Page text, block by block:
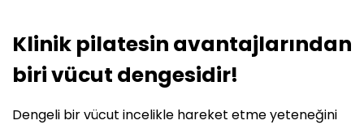
Klinik pilatesin avantajlarından
biri vücut dengesidir!
Dengeli bir vücut incelikle hareket etme yeteneğini